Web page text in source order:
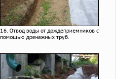
16. Отвод воды от дождеприемников с
помощью дренажных труб.